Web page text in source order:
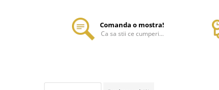
Comanda o mostra!
Ca sa stii ce cumperi...